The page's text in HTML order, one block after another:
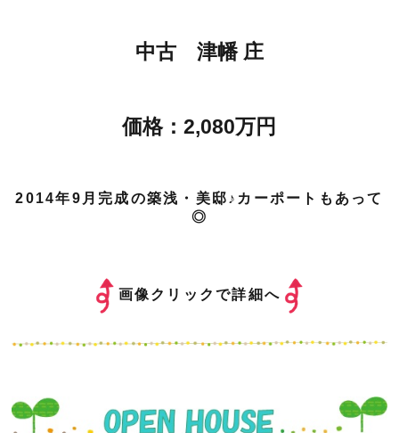
中古 津幡 庄
価格：2,080万円
2014年9月完成の築浅・美邸♪カーポートもあって
◎
画像クリックで詳細へ